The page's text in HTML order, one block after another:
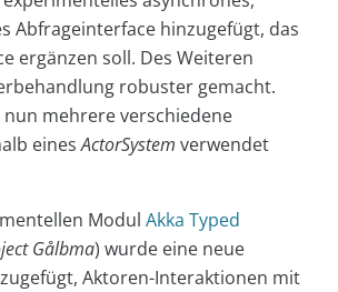
Abfrageinterface hinzugefügt, das
ergänzen soll. Des Weiteren
robuster gemacht.
mehrere verschiedene
einesActorSystem verwendet
Modul Akka Typed
Gålbma) wurde eine neue
Aktoren-Interaktionen mit